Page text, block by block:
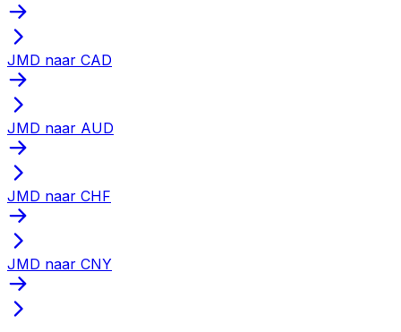
JMD naar CAD
JMD naar AUD
JMD naar CHF
JMD naar CNY